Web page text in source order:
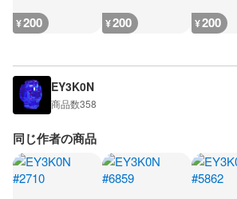
¥200 ¥200 ¥200
EY3K0N
商品数358
同じ作者の商品